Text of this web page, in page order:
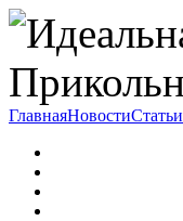
ГлавнаяНовостиСтатьи